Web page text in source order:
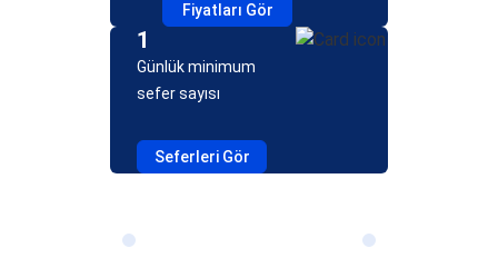
Fiyatları Gör
1
Günlük minimum
sefer sayısı
Seferleri Gör